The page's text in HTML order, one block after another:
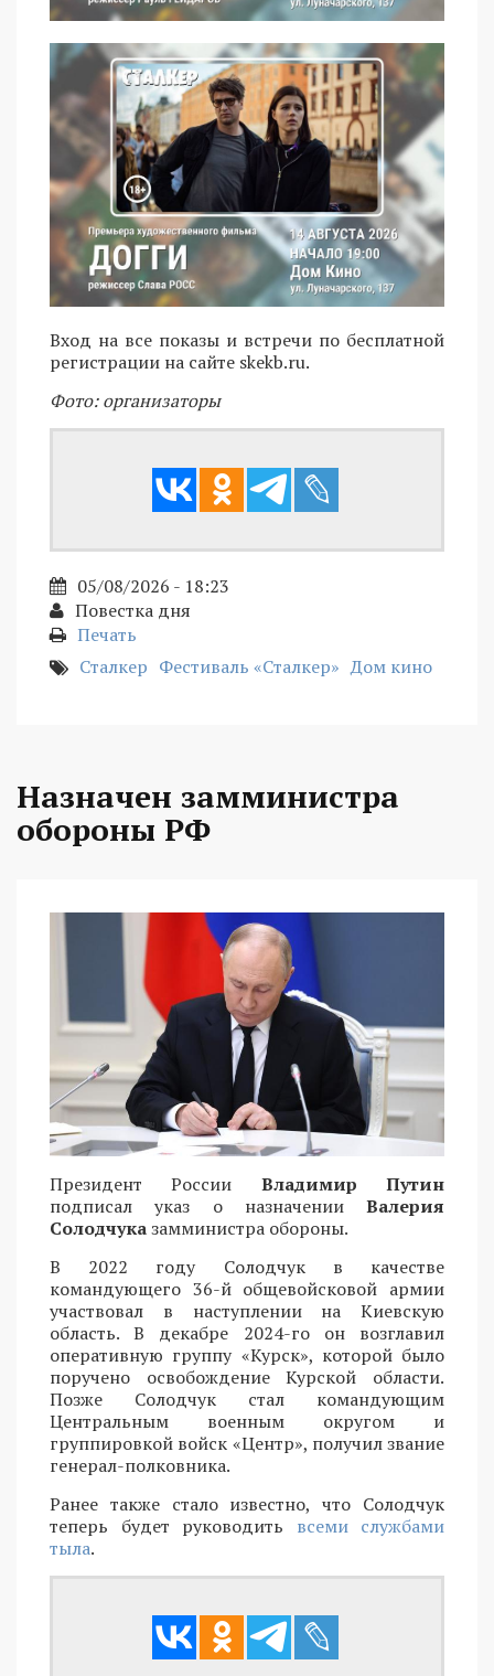
Вход на все показы и встречи по бесплатной
регистрации на сайте skekb.ru.
Фото: организаторы
05/08/2026 - 18:23
Повестка дня
Печать
Сталкер Фестиваль «Сталкер» Дом кино
Назначен замминистра
обороны РФ
Президент России Владимир Путин
подписал указ о назначенииВалерия
Солодчуказамминистра обороны.
В 2022 году Солодчук в качестве
командующего 36-й общевойсковой армии
участвовал в наступлении на Киевскую
область. В декабре 2024-го он возглавил
оперативную группу «Курск», которой было
поручено освобождение Курской области.
Позже Солодчук стал командующим
Центральным военным округом и
группировкой войск «Центр», получил звание
генерал-полковника.
Ранее также стало известно, что Солодчук
теперь будет руководить всеми службами
тыла.